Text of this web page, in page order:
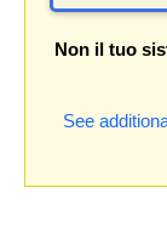
Non il tuo
See